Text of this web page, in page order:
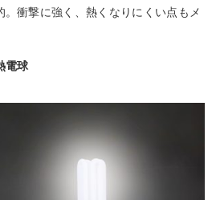
。衝撃に強く、熱くなりにくい点もメ
電球